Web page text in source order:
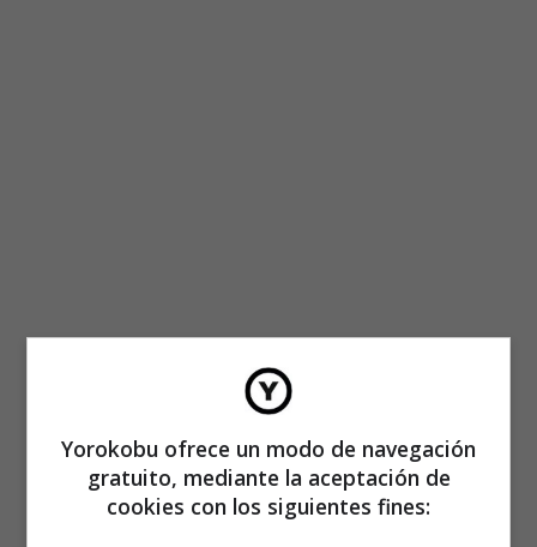
Yorokobu ofrece un modo de navegación
gratuito, mediante la aceptación de
cookies con los siguientes fines: